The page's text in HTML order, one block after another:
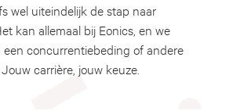
wel uiteindelijk de stap naar
kan allemaal bij Eonics, en we
een concurrentiebeding of andere
carrière, jouw keuze.